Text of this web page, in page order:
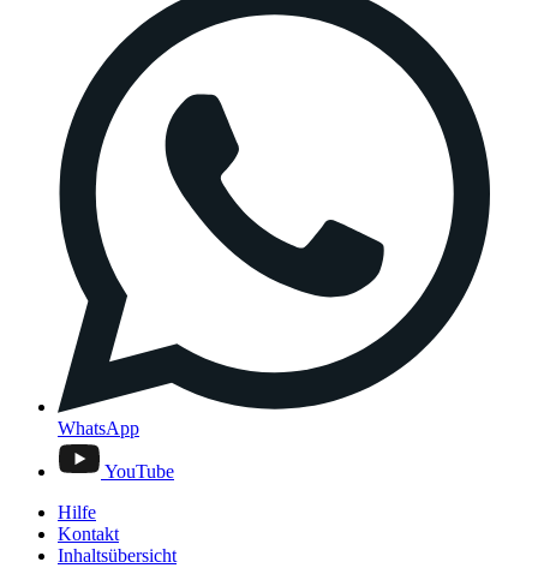
WhatsApp
YouTube
Hilfe
Kontakt
Inhaltsübersicht